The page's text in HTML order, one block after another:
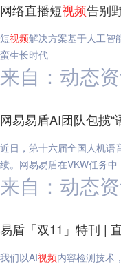
网络直播短视频告别
短视频解决方案基于人工智
蛮生长时代
来自：动态
网易易盾AI团队包揽“
近日，第十六届全国人机语
绩。网易易盾在VKW任务中
来自：动态
易盾「双11」特刊 |
我们以AI视频内容检测技术